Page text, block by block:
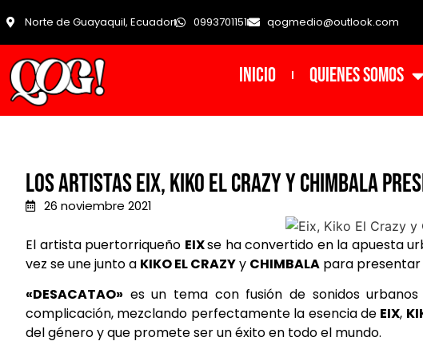
Norte de Guayaquil, Ecuador 0993701151 qogmedio@outlook.com
INICIO Quienes Somos
Los artistas Eix, Kiko El Crazy y Chimbala
26 noviembre 2021
El artista puertorriqueño EIXse ha convertido en la apuesta
vez se une junto a KIKO EL CRAZYy CHIMBALA para presentar
«DESACATAO» es un tema con fusión de sonidos
complicación, mezclando perfectamente la esencia de EIX,
del género y que promete ser un éxito en todo el mundo.